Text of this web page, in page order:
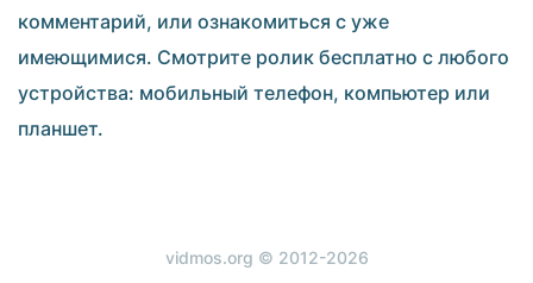
комментарий, или ознакомиться с уже
имеющимися. Смотрите ролик бесплатно с любого
устройства: мобильный телефон, компьютер или
планшет.
vidmos.org © 2012-2026